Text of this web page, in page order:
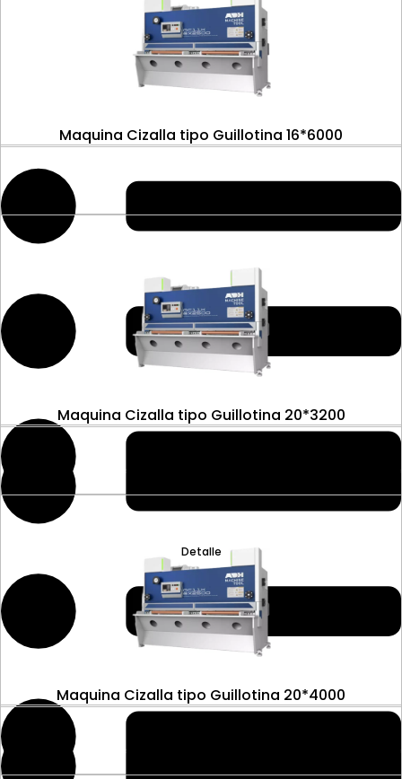
Maquina Cizalla tipo Guillotina 16*6000
Detalle
Maquina Cizalla tipo Guillotina 20*3200
Maquina Cizalla tipo Guillotina 20*4000